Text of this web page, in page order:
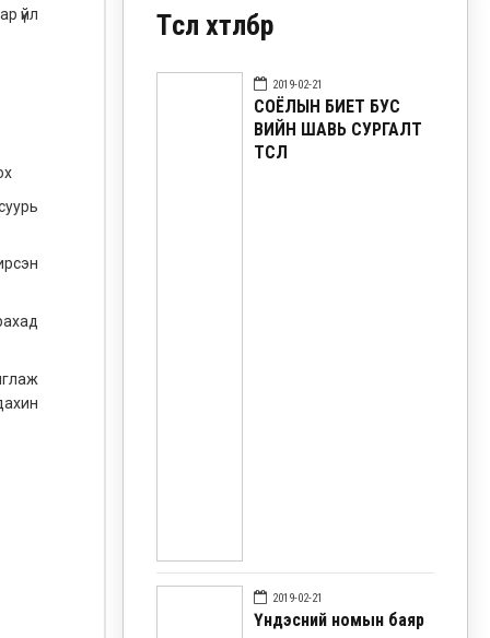
үйл
Төсөл хөтөлбөр
2019-02-21
СОЁЛЫН БИЕТ БУС
ӨВИЙН ШАВЬ СУРГАЛТ
ТӨСӨЛ
2019-02-21
Үндэсний номын баяр